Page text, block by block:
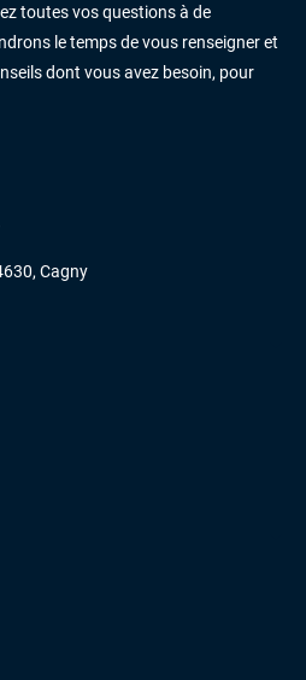
toutes vos questions à de
le temps de vous renseigner et
dont vous avez besoin, pour
Cagny